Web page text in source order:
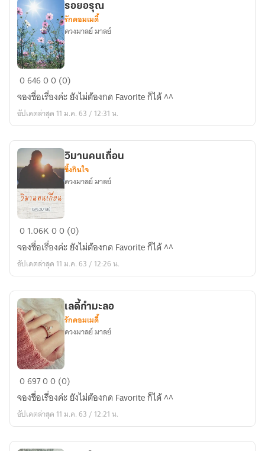
รอย
อรุณ
รอยอรุณ
รักคอมเมดี้
ดวงมาลย์ มาลย์
064600 (0)
จองชื่อเรื่องค่ะ ยังไม่ต้องกด Favorite ก็ได้ ^^
อัปเดตล่าสุด 11 ม.ค. 63 / 12:31 น.
วิมาน
เถื่อน
วิมานคนเถื่อน
ซึ้งกินใจ
ดวงมาลย์ มาลย์
01.06K00 (0)
จองชื่อเรื่องค่ะ ยังไม่ต้องกด Favorite ก็ได้ ^^
อัปเดตล่าสุด 11 ม.ค. 63 / 12:26 น.
เลดี้
กำมะลอ
เลดี้กำมะลอ
รักคอมเมดี้
ดวงมาลย์ มาลย์
069700 (0)
จองชื่อเรื่องค่ะ ยังไม่ต้องกด Favorite ก็ได้ ^^
อัปเดตล่าสุด 11 ม.ค. 63 / 12:21 น.